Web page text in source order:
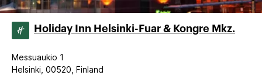
Holiday Inn Helsinki-Fuar & Kongre Mkz.
Messuaukio 1
Helsinki, 00520, Finland